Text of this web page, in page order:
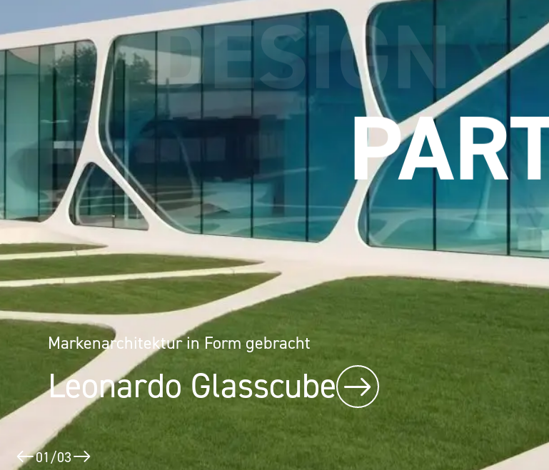
Markenarchitektur in Form gebracht
Leonardo Glasscube
Architektur als Erlebnis: Mineralwerkstofflösungen im Designhotel
Puerta América
02/03